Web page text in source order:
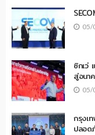
05/
ซิกเว่
สู่อนา
05/
กรุงเ
ปลอด